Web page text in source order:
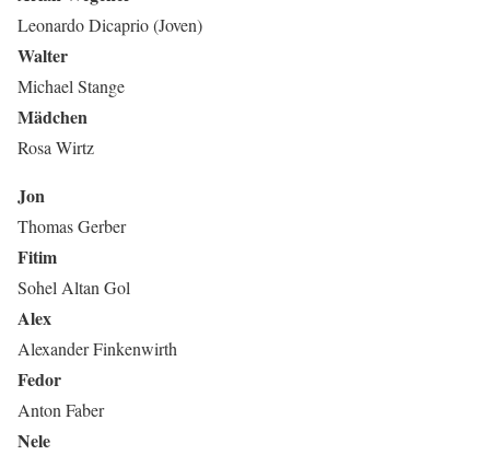
Leonardo Dicaprio (Joven)
Walter
Michael Stange
Mädchen
Rosa Wirtz
Jon
Thomas Gerber
Fitim
Sohel Altan Gol
Alex
Alexander Finkenwirth
Fedor
Anton Faber
Nele